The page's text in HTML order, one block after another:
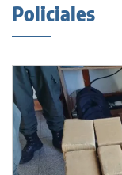
Policiales